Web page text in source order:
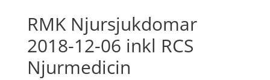
RMK Njursjukdomar
2018-12-06 inkl RCS
Njurmedicin